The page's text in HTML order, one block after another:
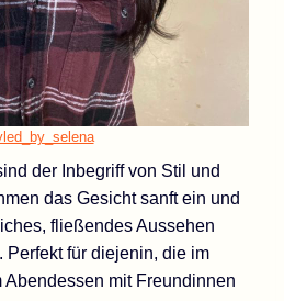
der Inbegriff von Stil und
das Gesicht sanft ein und
fließendes Aussehen
Perfekt für diejenin, die im
Abendessen mit Freundinnen